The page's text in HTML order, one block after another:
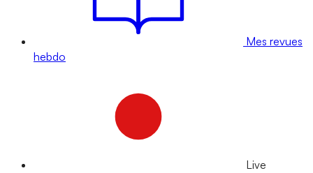
Mes revues
hebdo
Live